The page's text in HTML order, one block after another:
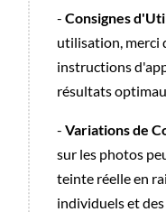
- Consignes
utilisation, merci
instructions
résultats
- Variations de
sur les photos
teinte réelle en
individuels et